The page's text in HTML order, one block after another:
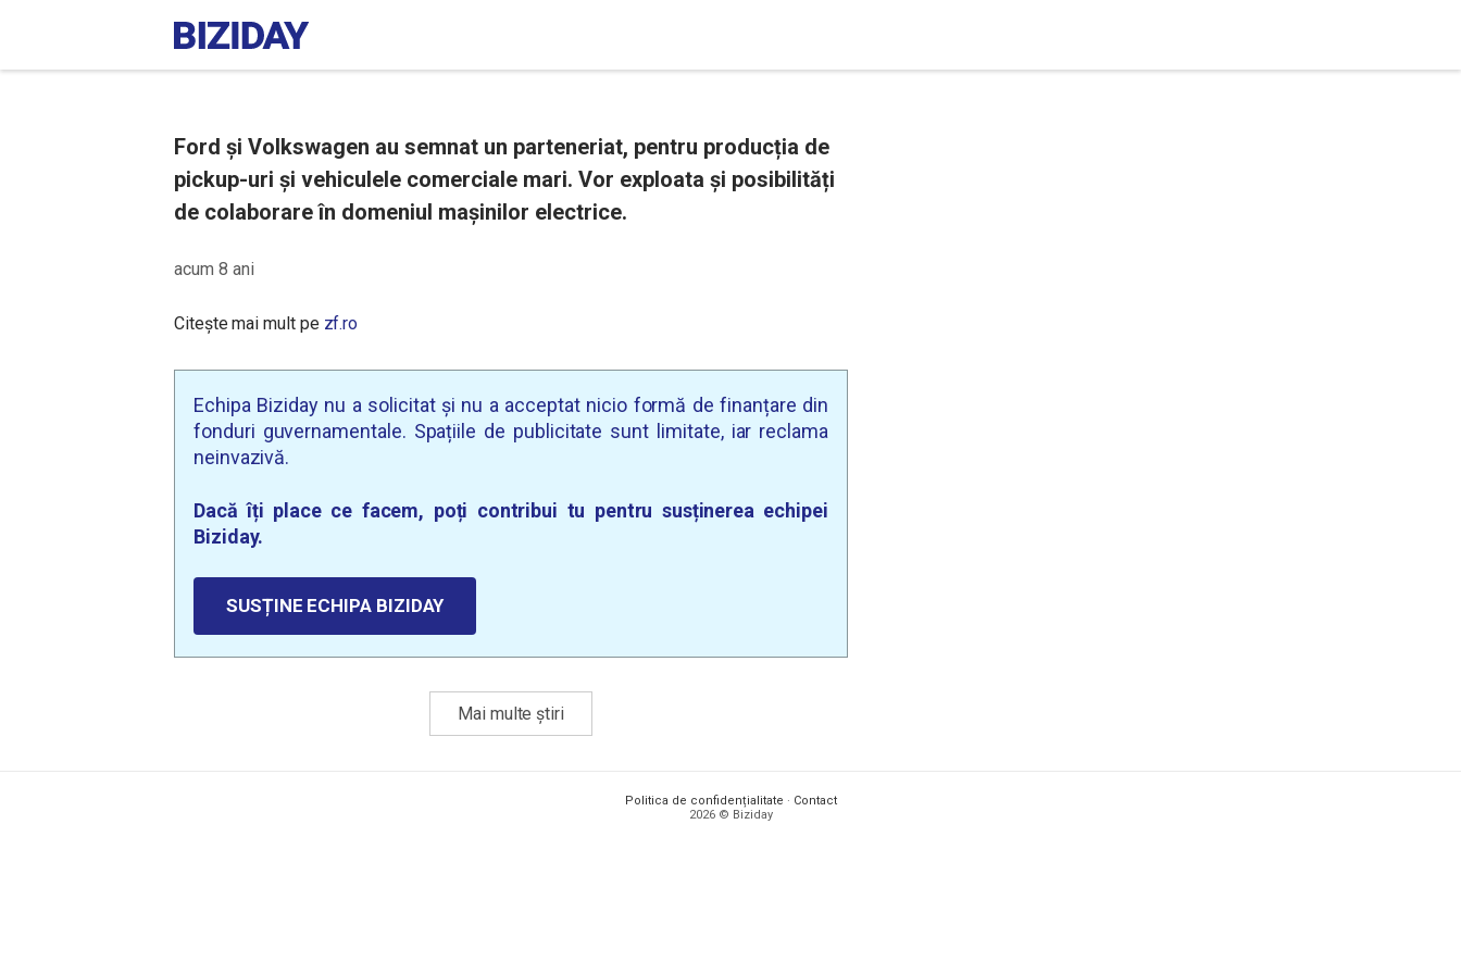
Ford și Volkswagen au semnat un parteneriat, pentru producția de
pickup-uri şi vehiculele comerciale mari. Vor exploata și posibilități
de colaborare în domeniul maşinilor electrice.
acum 8 ani
Citește mai mult pe zf.ro
Echipa Biziday nu a solicitat și nu a acceptat nicio formă de finanțare din
fonduri guvernamentale. Spațiile de publicitate sunt limitate, iar reclama
neinvazivă.
Dacă îți place ce facem, poți contribui tu pentru susținerea echipei
Biziday.
SUSȚINE ECHIPA BIZIDAY
Mai multe știri
Politica de confidențialitate · Contact
2026 © Biziday